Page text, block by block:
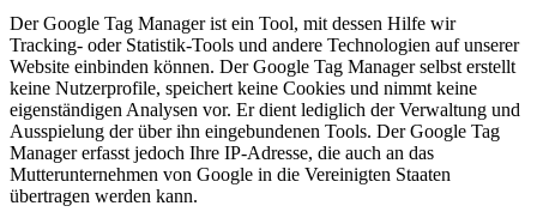
Der Google Tag Manager ist ein Tool, mit dessen Hilfe wir
Tracking- oder Statistik-Tools und andere Technologien auf unserer
Website einbinden können. Der Google Tag Manager selbst erstellt
keine Nutzerprofile, speichert keine Cookies und nimmt keine
eigenständigen Analysen vor. Er dient lediglich der Verwaltung und
Ausspielung der über ihn eingebundenen Tools. Der Google Tag
Manager erfasst jedoch Ihre IP-Adresse, die auch an das
Mutterunternehmen von Google in die Vereinigten Staaten
übertragen werden kann.